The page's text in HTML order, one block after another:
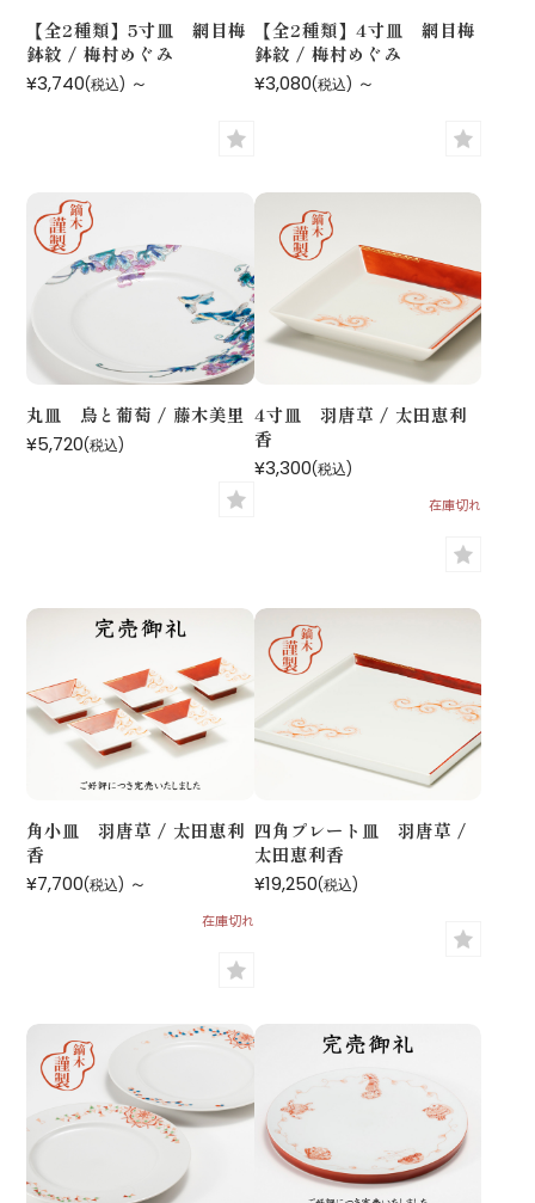
【全2種類】5寸皿 網目梅
鉢紋 / 梅村めぐみ
¥3,740(税込) ～
【全2種類】4寸皿 網目梅
鉢紋 / 梅村めぐみ
¥3,080(税込) ～
丸皿 鳥と葡萄 / 藤木美里
¥5,720(税込)
4寸皿 羽唐草 / 太田恵利
香
¥3,300(税込)
在庫切れ
角小皿 羽唐草 / 太田恵利
香
¥7,700(税込) ～
在庫切れ
四角プレート皿 羽唐草 /
太田恵利香
¥19,250(税込)